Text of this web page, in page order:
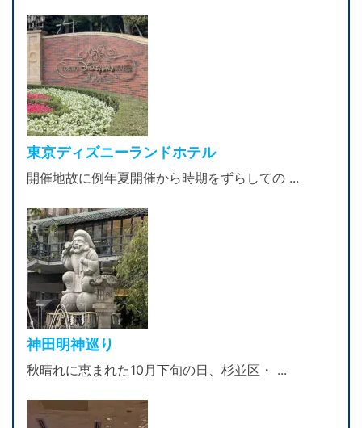
東京ディズニーランドホテル
開催地故に例年夏開催から時期をずらしての ...
神田明神巡り
秋晴れに恵まれた10月下旬の日、杉並区・ ...